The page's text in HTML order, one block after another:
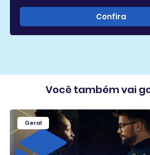
Confira
Você também vai
Geral